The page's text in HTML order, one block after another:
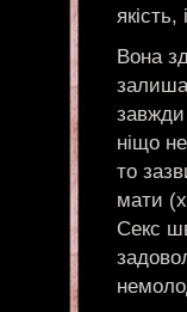
Вона
ніщо
то
мати
Секс